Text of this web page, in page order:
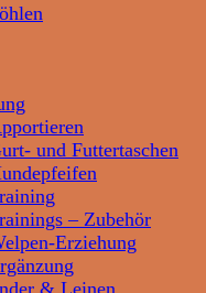
und Futtertaschen
– Zubehör
Erziehung